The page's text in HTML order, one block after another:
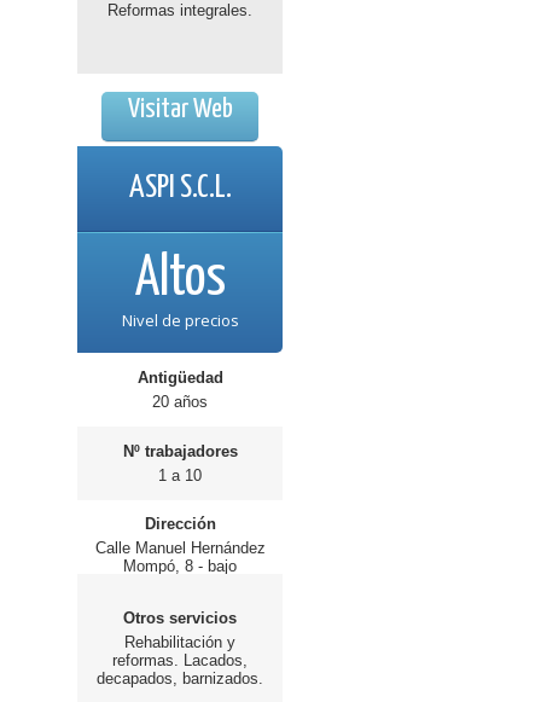
Reformas integrales.
Visitar Web
ASPI S.C.L.
Altos
Nivel de precios
Antigüedad
20 años
Nº trabajadores
1 a 10
Dirección
Calle Manuel Hernández
Mompó, 8 - bajo
Otros servicios
Rehabilitación y
reformas. Lacados,
decapados, barnizados.